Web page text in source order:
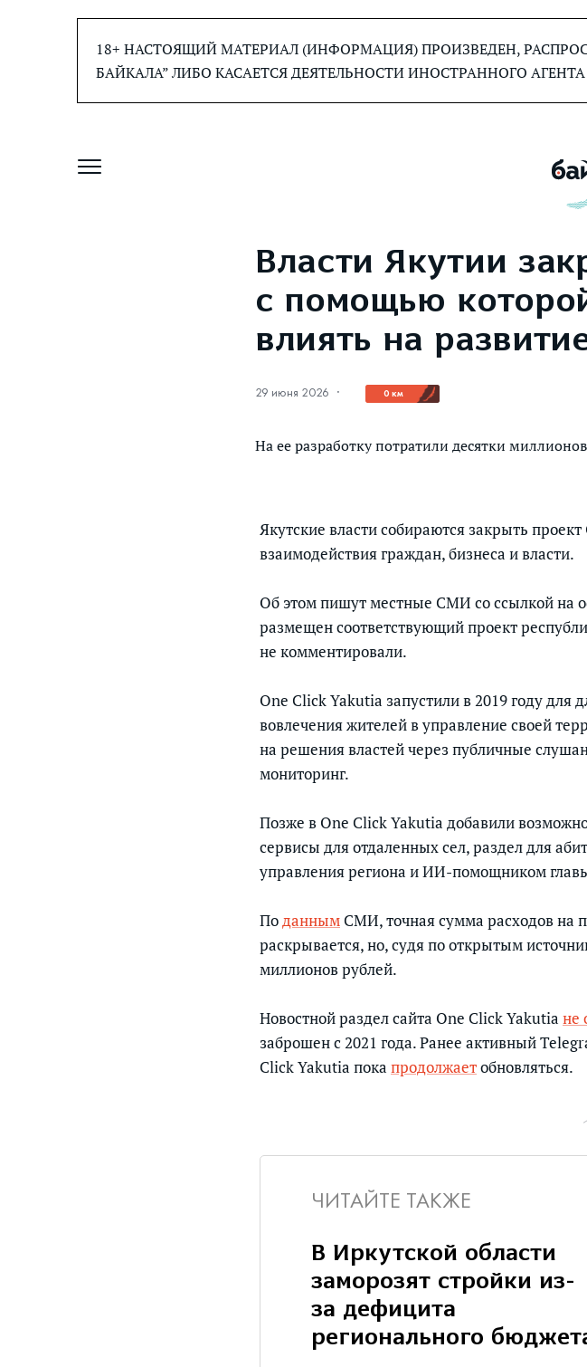
18+ НАСТОЯЩИЙ МАТЕРИАЛ (ИНФОРМАЦИЯ) ПРОИЗВЕДЕН,
БАЙКАЛА” ЛИБО КАСАЕТСЯ ДЕЯТЕЛЬНОСТИ ИНОСТРАННОГО
Власти Якутии
с помощью
влиять на
29 июня 2026 · 0 км
На ее разработку потратили десятки
Якутские власти собираются закрыть
взаимодействия граждан, бизнеса и власти.
Об этом пишут местные СМИ со ссылкой на
размещен соответствующий проект
не комментировали.
One Click Yakutia запустили в 2019 году
вовлечения жителей в управление своей
на решения властей через публичные
мониторинг.
Позже в One Click Yakutia добавили
сервисы для отдаленных сел, раздел для
управления региона и ИИ-помощником
Поданным СМИ, точная сумма расходов на
раскрывается, но, судя по открытым
миллионов рублей.
Новостной раздел сайта One Click Yakutia не
заброшен с 2021 года. Ранее активный
Click Yakutia пока продолжаетобновляться.
ЧИТАЙТЕ ТАКЖЕ
В Иркутской области
заморозят стройки из-
за дефицита
регионального